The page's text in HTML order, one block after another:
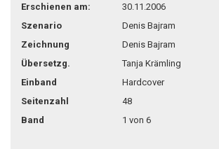
Erschienen am:
30.11.2006
Szenario
Denis Bajram
Zeichnung
Denis Bajram
Übersetzg.
Tanja Krämling
Einband
Hardcover
Seitenzahl
48
Band
1 von 6